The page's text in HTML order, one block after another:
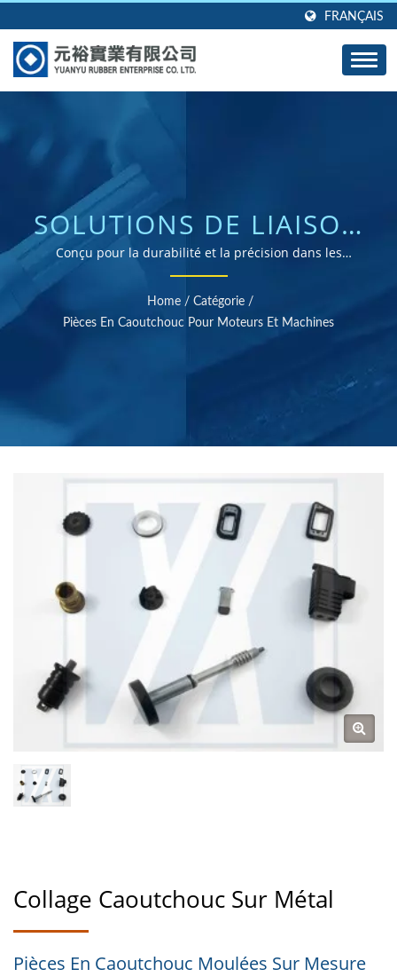
FRANÇAIS
SOLUTIONS DE LIAISON
EN CAOUTCHOUC DE
QUALITÉ SUPÉRIEURE
AU MÉTAL
Conçu pour la durabilité et la précision dans les
applications automobiles et industrielles
Home / Catégorie /
Pièces En Caoutchouc Pour Moteurs Et Machines
Collage Caoutchouc Sur Métal
Pièces En Caoutchouc Moulées Sur Mesure